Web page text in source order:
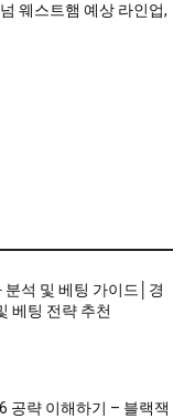
웨스트햄 예상 라인업,
분석 및 베팅 가이드│경
베팅 전략 추천
공략 이해하기 – 블랙잭